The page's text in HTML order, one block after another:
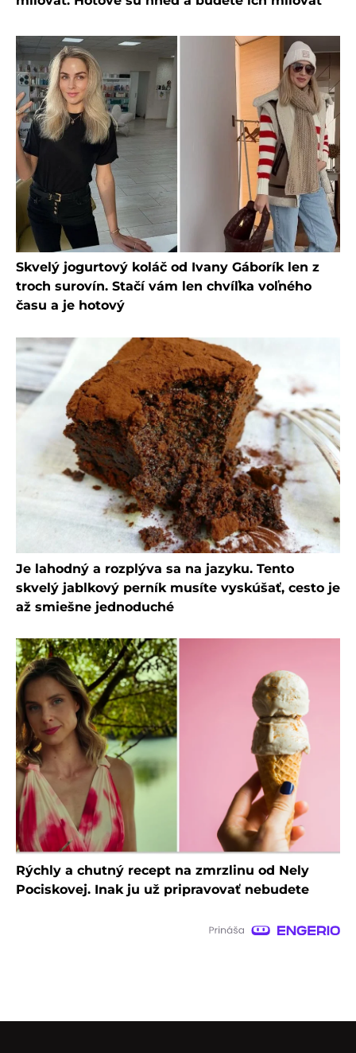
Skvelý jogurtový koláč od Ivany Gáborík len z
troch surovín. Stačí vám len chvíľka voľného
času a je hotový
Je lahodný a rozplýva sa na jazyku. Tento
skvelý jablkový perník musíte vyskúšať, cesto je
až smiešne jednoduché
Rýchly a chutný recept na zmrzlinu od Nely
Pociskovej. Inak ju už pripravovať nebudete